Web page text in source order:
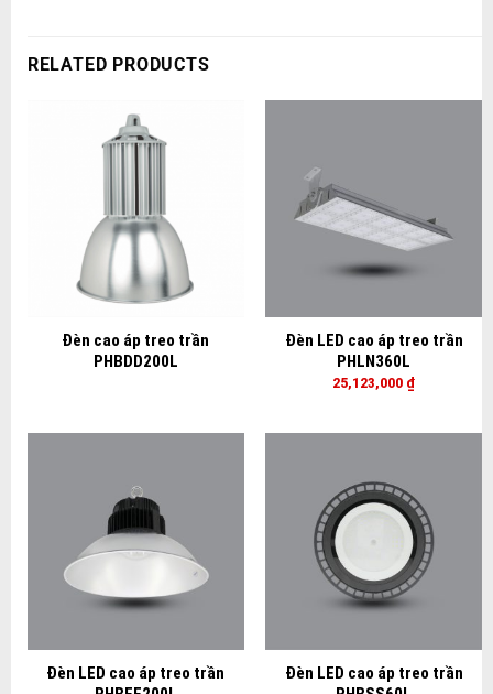
RELATED PRODUCTS
Đèn cao áp treo trần
PHBDD200L
Đèn LED cao áp treo trần
PHLN360L
25,123,000 ₫
Đèn LED cao áp treo trần
Đèn LED cao áp treo trần